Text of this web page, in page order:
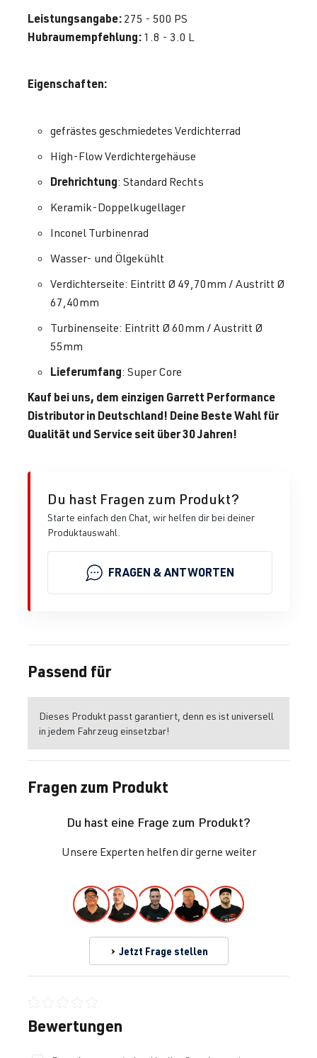
Leistungsangabe: 275 - 500 PS
Hubraumempfehlung: 1.8 - 3.0 L
Eigenschaften:
gefrästes geschmiedetes Verdichterrad
High-Flow Verdichtergehäuse
Drehrichtung: Standard Rechts
Keramik-Doppelkugellager
Inconel Turbinenrad
Wasser- und Ölgekühlt
Verdichterseite: Eintritt Ø 49,70mm / Austritt Ø
67,40mm
Turbinenseite: Eintritt Ø 60mm / Austritt Ø
55mm
Lieferumfang: Super Core
Kauf bei uns, dem einzigen Garrett Performance
Distributor in Deutschland! Deine Beste Wahl für
Qualität und Service seit über 30 Jahren!
Du hast Fragen zum Produkt?
Starte einfach den Chat, wir helfen dir bei deiner
Produktauswahl.
FRAGEN & ANTWORTEN
Passend für
Dieses Produkt passt garantiert, denn es ist universell
in jedem Fahrzeug einsetzbar!
Fragen zum Produkt
Du hast eine Frage zum Produkt?
Unsere Experten helfen dir gerne weiter
Jetzt Frage stellen
Durchschnittliche Bewertung von 0 von 5 Sternen
Bewertungen